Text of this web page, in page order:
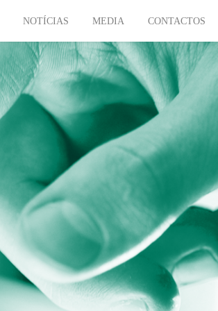
NOTÍCIAS MEDIA CONTACTOS